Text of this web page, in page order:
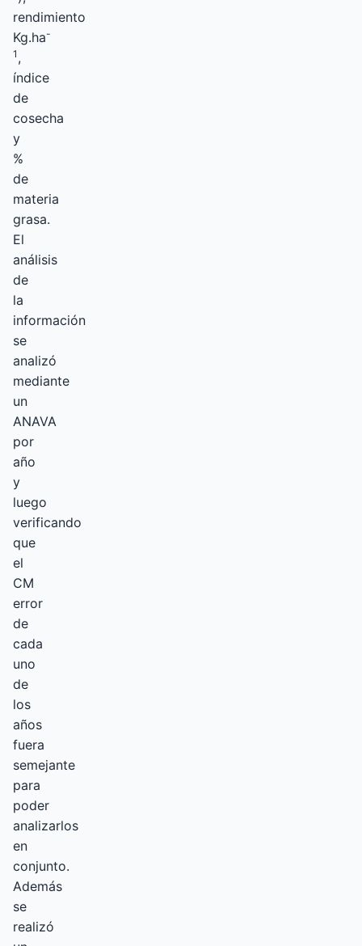
rendimiento
Kg.ha-
1 ,
índice
de
cosecha
y
%
de
materia
grasa.
El
análisis
de
la
información
se
analizó
mediante
un
ANAVA
por
año
y
luego
verificando
que
el
CM
error
de
cada
uno
de
los
años
fuera
semejante
para
poder
analizarlos
en
conjunto.
Además
se
realizó